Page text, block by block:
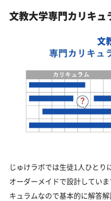
文教大学専門カリキュ
文
じゅけラボでは生徒1人ひとり
オーダーメイドで設計してい
キュラムなので基本的に解答